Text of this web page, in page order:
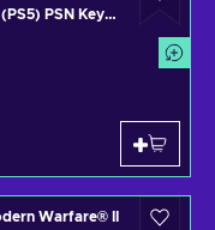
PSN Key
Warfare® II